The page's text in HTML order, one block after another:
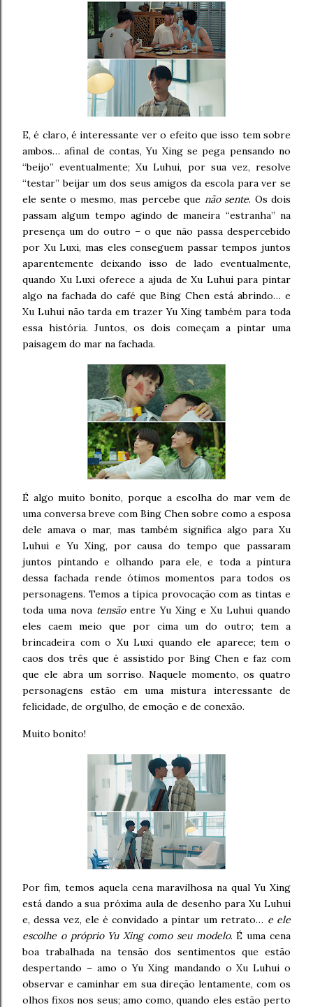
E, é claro, é interessante ver o efeito que isso tem sobre
ambos… afinal de contas, Yu Xing se pega pensando no
“beijo” eventualmente; Xu Luhui, por sua vez, resolve
“testar” beijar um dos seus amigos da escola para ver se
ele sente o mesmo, mas percebe que não sente. Os dois
passam algum tempo agindo de maneira “estranha” na
presença um do outro – o que não passa despercebido
por Xu Luxi, mas eles conseguem passar tempos juntos
aparentemente deixando isso de lado eventualmente,
quando Xu Luxi oferece a ajuda de Xu Luhui para pintar
algo na fachada do café que Bing Chen está abrindo… e
Xu Luhui não tarda em trazer Yu Xing também para toda
essa história. Juntos, os dois começam a pintar uma
paisagem do mar na fachada.
É algo muito bonito, porque a escolha do mar vem de
uma conversa breve com Bing Chen sobre como a esposa
dele amava o mar, mas também significa algo para Xu
Luhui e Yu Xing, por causa do tempo que passaram
juntos pintando e olhando para ele, e toda a pintura
dessa fachada rende ótimos momentos para todos os
personagens. Temos a típica provocação com as tintas e
toda uma nova tensãoentre Yu Xing e Xu Luhui quando
eles caem meio que por cima um do outro; tem a
brincadeira com o Xu Luxi quando ele aparece; tem o
caos dos três que é assistido por Bing Chen e faz com
que ele abra um sorriso. Naquele momento, os quatro
personagens estão em uma mistura interessante de
felicidade, de orgulho, de emoção e de conexão.
Muito bonito!
Por fim, temos aquela cena maravilhosa na qual Yu Xing
está dando a sua próxima aula de desenho para Xu Luhui
e, dessa vez, ele é convidado a pintar um retrato… e ele
escolhe o próprio Yu Xing como seu modelo. É uma cena
boa trabalhada na tensão dos sentimentos que estão
despertando – amo o Yu Xing mandando o Xu Luhui o
observar e caminhar em sua direção lentamente, com os
olhos fixos nos seus; amo como, quando eles estão perto